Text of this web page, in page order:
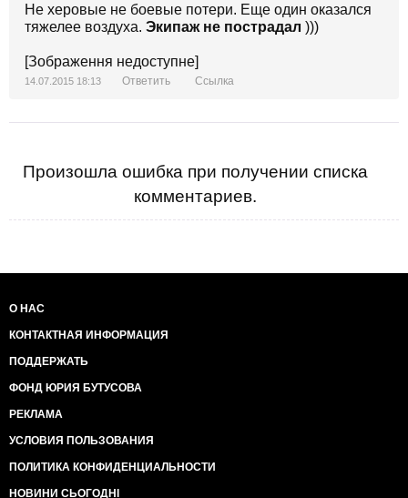
Не херовые не боевые потери. Еще один оказался
тяжелее воздуха. Экипаж не пострадал )))
[Зображення недоступне]
14.07.2015 18:13 Ответить Ссылка
Произошла ошибка при получении списка
комментариев.
О НАС
КОНТАКТНАЯ ИНФОРМАЦИЯ
ПОДДЕРЖАТЬ
ФОНД ЮРИЯ БУТУСОВА
РЕКЛАМА
УСЛОВИЯ ПОЛЬЗОВАНИЯ
ПОЛИТИКА КОНФИДЕНЦИАЛЬНОСТИ
НОВИНИ СЬОГОДНІ